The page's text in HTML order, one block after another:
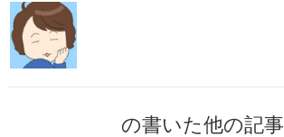
の書いた他の記事